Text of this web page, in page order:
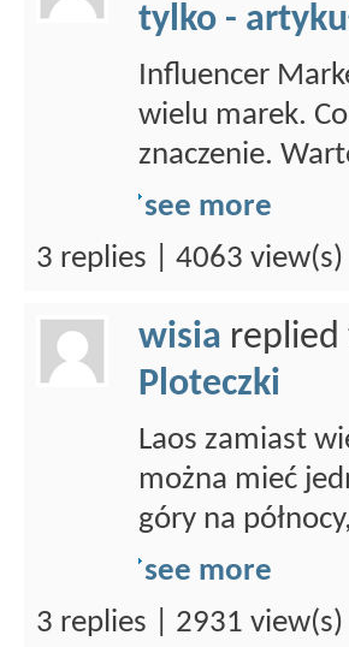
tylko -
Influencer
wielu marek.
znaczenie.
see more
3 replies | 4063 view(s)
wisia replied
Ploteczki
Laos zamiast
można mieć
góry na
see more
3 replies | 2931 view(s)